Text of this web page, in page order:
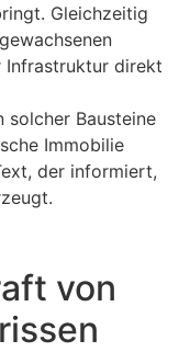
Gleichzeitig
Infrastruktur direkt
solcher Bausteine
Immobilie
der informiert,
von